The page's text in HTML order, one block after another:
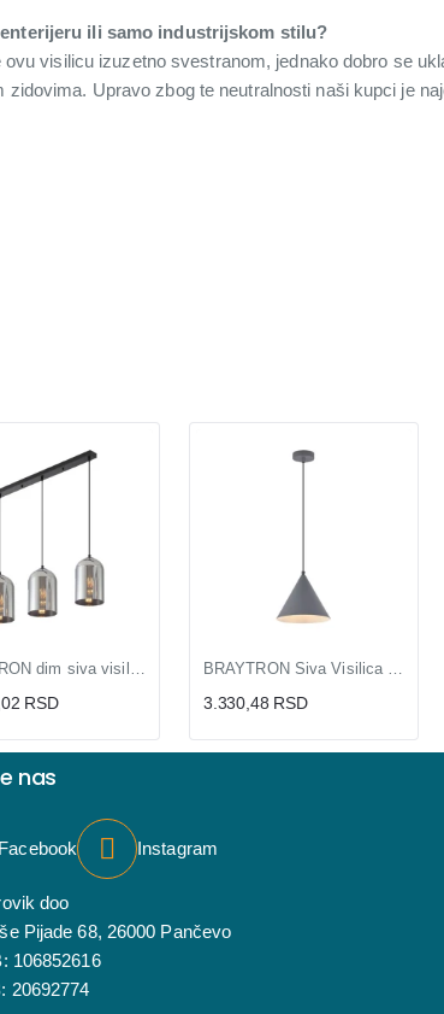
ili samo industrijskom stilu?
visilicu izuzetno svestranom, jednako dobro se
Upravo zbog te neutralnosti naši kupci je
RSD 3.330,48 RSD
nas
Facebook Instagram
doo
Pijade 68, 26000 Pančevo
106852616
20692774